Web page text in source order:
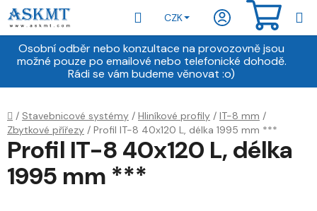
Přejít
na
obsah
Osobní odběr nebo konzultace na provozovně jsou
možné pouze po emailové nebo telefonické dohodě.
Rádi se vám budeme věnovat :o)
Hledat
CZK
Domů
/ Stavebnicové systémy / Hliníkové profily / IT-8 mm /
Zbytkové přířezy / Profil IT-8 40x120 L, délka 1995 mm ***
Profil IT-8 40x120 L, délka
1995 mm ***